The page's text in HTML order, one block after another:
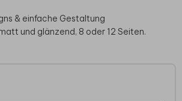
& einfache Gestaltung
und glänzend, 8 oder 12 Seiten.